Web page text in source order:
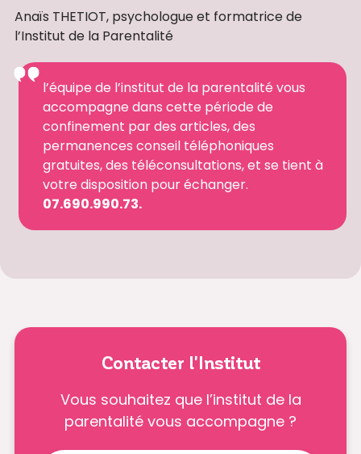
Anaïs THETIOT, psychologue et formatrice de
l’Institut de la Parentalité
l’équipe de l’institut de la parentalité vous
accompagne dans cette période de
confinement par des articles, des
permanences conseil téléphoniques
gratuites, des téléconsultations, et se tient à
votre disposition pour échanger.
07.690.990.73.
Contacter l'Institut
Vous souhaitez que l’institut de la
parentalité vous accompagne ?